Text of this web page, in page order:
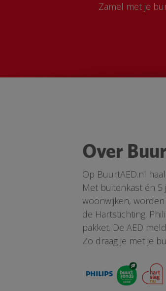
Zamel met je
Over
Op BuurtAED.nl
Met buitenkast én 5
woonwijken,
de Hartstichting.
pakket. De AED
Zo draag je met je